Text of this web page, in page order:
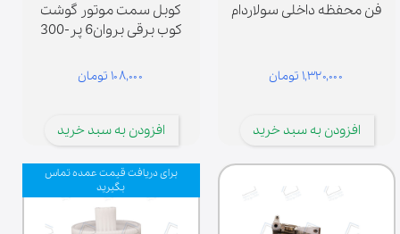
فن محفظه داخلی سولاردام
۱,۳۲۰,۰۰۰ تومان
افزودن به سبد خرید
کوبل سمت موتور گوشت
کوب برقی بروان6 پر-300
۱۰۸,۰۰۰ تومان
افزودن به سبد خرید
برای دریافت قیمت عمده تماس
بگیرید